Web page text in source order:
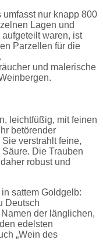
nur knapp 800
Lagen und
waren, ist
Parzellen für die
und malerische
leichtfüßig, mit feinen
betörender
verstrahlt feine,
Die Trauben
robust und
sattem Goldgelb:
Deutsch
der länglichen,
edelsten
„Wein des